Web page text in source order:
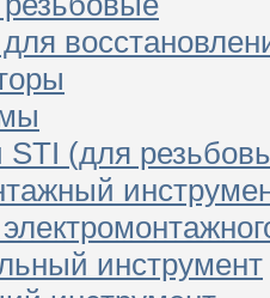
STI (для
инструмент